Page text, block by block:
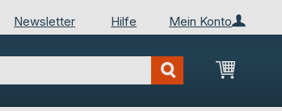
Mein Konto
Newsletter Hilfe
Mein